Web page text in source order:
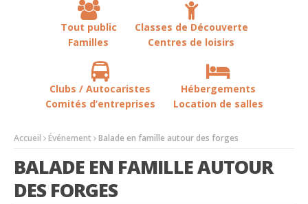
Tout public
Familles
Classes de Découverte
Centres de loisirs
Clubs / Autocaristes
Comités d’entreprises
Hébergements
Location de salles
Accueil Événement Balade en famille autour des forges
BALADE EN FAMILLE AUTOUR
DES FORGES